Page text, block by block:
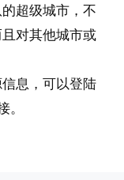
超级城市，不
对其他城市或
息，可以登陆
。